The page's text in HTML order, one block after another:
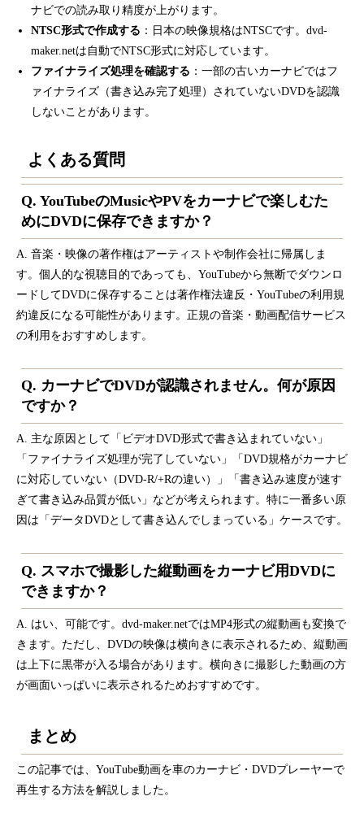
ナビでの読み取り精度が上がります。
NTSC形式で作成する ：日本の映像規格はNTSCです。dvd-
maker.netは自動でNTSC形式に対応しています。
ファイナライズ処理を確認する ：一部の古いカーナビではフ
ァイナライズ（書き込み完了処理）されていないDVDを認識
しないことがあります。
よくある質問
Q. YouTubeのMusicやPVをカーナビで楽しむた
めにDVDに保存できますか？
A. 音楽・映像の著作権はアーティストや制作会社に帰属しま
す。個人的な視聴目的であっても、YouTubeから無断でダウンロ
ードしてDVDに保存することは著作権法違反・YouTubeの利用規
約違反になる可能性があります。正規の音楽・動画配信サービス
の利用をおすすめします。
Q. カーナビでDVDが認識されません。何が原因
ですか？
A. 主な原因として「ビデオDVD形式で書き込まれていない」
「ファイナライズ処理が完了していない」「DVD規格がカーナビ
に対応していない（DVD-R/+Rの違い）」「書き込み速度が速す
ぎて書き込み品質が低い」などが考えられます。特に一番多い原
因は「データDVDとして書き込んでしまっている」ケースです。
Q. スマホで撮影した縦動画をカーナビ用DVDに
できますか？
A. はい、可能です。dvd-maker.netではMP4形式の縦動画も変換で
きます。ただし、DVDの映像は横向きに表示されるため、縦動画
は上下に黒帯が入る場合があります。横向きに撮影した動画の方
が画面いっぱいに表示されるためおすすめです。
まとめ
この記事では、YouTube動画を車のカーナビ・DVDプレーヤーで
再生する方法を解説しました。